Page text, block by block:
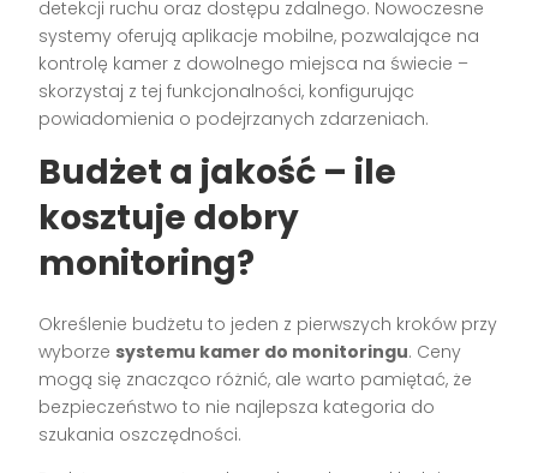
detekcji ruchu oraz dostępu zdalnego. Nowoczesne
systemy oferują aplikacje mobilne, pozwalające na
kontrolę kamer z dowolnego miejsca na świecie –
skorzystaj z tej funkcjonalności, konfigurując
powiadomienia o podejrzanych zdarzeniach.
Budżet a jakość – ile
kosztuje dobry
monitoring?
Określenie budżetu to jeden z pierwszych kroków przy
wyborze systemu kamer do monitoringu. Ceny
mogą się znacząco różnić, ale warto pamiętać, że
bezpieczeństwo to nie najlepsza kategoria do
szukania oszczędności.